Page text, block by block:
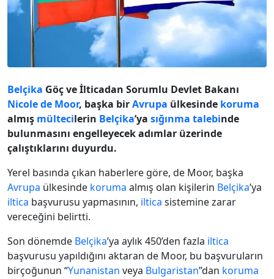
Belçika Göç ve İlticadan Sorumlu Devlet Bakanı
Nicole de Moor, başka birAvrupa ülkesinde koruma
almış mültecilerin Belçika’ya sığınma talebinde
bulunmasını engelleyecek adımlar üzerinde
çalıştıklarını duyurdu.
Yerel basında çıkan haberlere göre, de Moor, başka
Avrupa ülkesinde koruma almış olan kişilerin Belçika’ya
iltica başvurusu yapmasının, iltica sistemine zarar
vereceğini belirtti.
Son dönemde Belçika’ya aylık 450’den fazla iltica
başvurusu yapıldığını aktaran de Moor, bu başvuruların
birçoğunun “Yunanistan veya Bulgaristan”dan koruma